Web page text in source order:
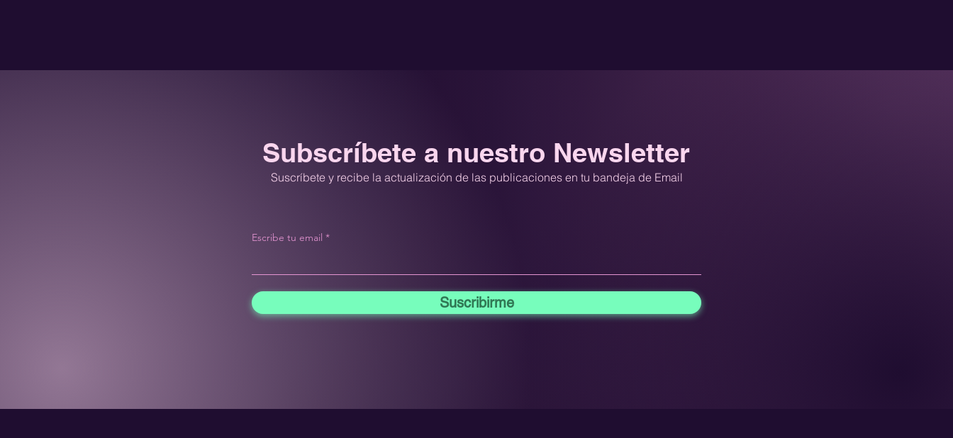
Subscríbete a nuestro Newsletter
Suscríbete y recibe la actualización de las publicaciones en tu bandeja de Email
Escribe tu email
Suscribirme